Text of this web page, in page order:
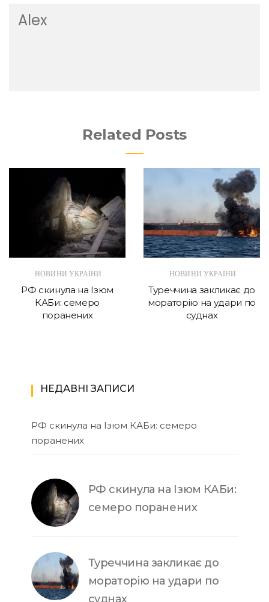
Alex
Related Posts
НОВИНИ УКРАЇНИ
РФ скинула на Ізюм
КАБи: семеро
поранених
НОВИНИ УКРАЇНИ
Туреччина закликає до
мораторію на удари по
суднах
НЕДАВНІ ЗАПИСИ
РФ скинула на Ізюм КАБи: семеро
поранених
РФ скинула на Ізюм КАБи:
семеро поранених
Туреччина закликає до
мораторію на удари по
суднах